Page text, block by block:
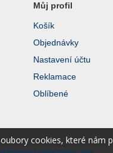
Můj profil
Košík
Objednávky
Nastavení účtu
Reklamace
Oblíbené
cookies, které nám